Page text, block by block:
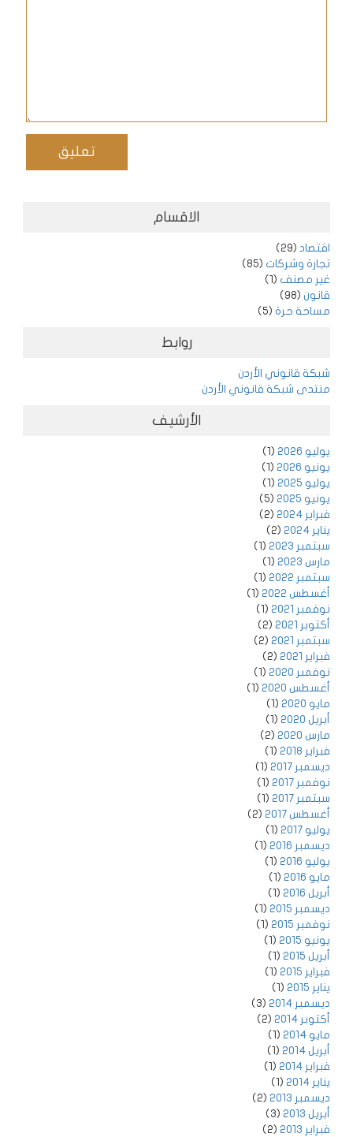
الاقسام
اقتصاد (29)
تجارة وشركات (85)
غير مصنف (1)
قانون (98)
مساحة حرة (5)
روابط
شبكة قانوني الأردن
منتدى شبكة قانوني الأردن
الأرشيف
يوليو 2026
(1)
يونيو 2026
(1)
يوليو 2025
(1)
يونيو 2025
(5)
فبراير 2024
(2)
يناير 2024
(2)
سبتمبر 2023
(1)
مارس 2023
(1)
سبتمبر 2022
(1)
أغسطس 2022
(1)
نوفمبر 2021
(1)
أكتوبر 2021
(2)
سبتمبر 2021
(2)
فبراير 2021
(2)
نوفمبر 2020
(1)
أغسطس 2020
(1)
مايو 2020
(1)
أبريل 2020
(1)
مارس 2020
(2)
فبراير 2018
(1)
ديسمبر 2017
(1)
نوفمبر 2017
(1)
سبتمبر 2017
(1)
أغسطس 2017
(2)
يوليو 2017
(1)
ديسمبر 2016
(1)
يوليو 2016
(1)
مايو 2016
(1)
أبريل 2016
(1)
ديسمبر 2015
(1)
نوفمبر 2015
(1)
يونيو 2015
(1)
أبريل 2015
(1)
فبراير 2015
(1)
يناير 2015
(1)
ديسمبر 2014
(3)
أكتوبر 2014
(2)
مايو 2014
(1)
أبريل 2014
(1)
فبراير 2014
(1)
يناير 2014
(1)
ديسمبر 2013
(2)
أبريل 2013
(3)
فبراير 2013
(2)